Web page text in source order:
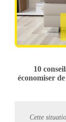
10
économiser
Cette